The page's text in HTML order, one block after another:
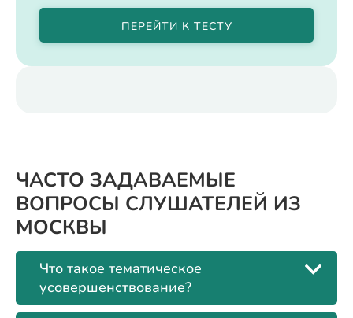
ПЕРЕЙТИ К ТЕСТУ
ЧАСТО ЗАДАВАЕМЫЕ
ВОПРОСЫ СЛУШАТЕЛЕЙ ИЗ
МОСКВЫ
Что такое тематическое
усовершенствование?